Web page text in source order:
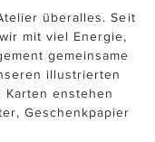
überalles. Seit
mit viel Energie,
gemeinsame
illustrierten
enstehen
Geschenkpapier